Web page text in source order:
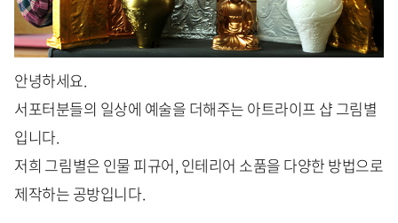
안녕하세요.
서포터분들의 일상에 예술을 더해주는 아트라이프 샵 그림별
입니다.
저희 그림별은 인물 피규어, 인테리어 소품을 다양한 방법으로
제작하는 공방입니다.